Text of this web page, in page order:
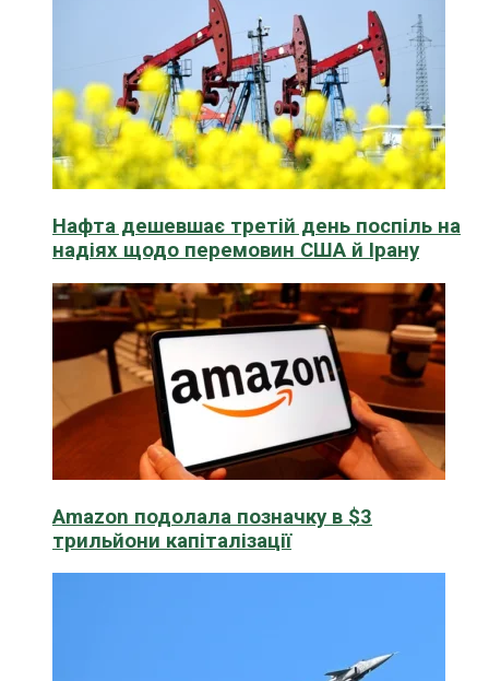
Нафта дешевшає третій день поспіль на
надіях щодо перемовин США й Ірану
Amazon подолала позначку в $3
трильйони капіталізації